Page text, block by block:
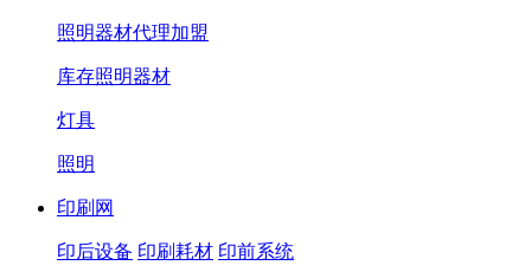
照明器材代理加盟
库存照明器材
灯具
照明
印刷网
印后设备 印刷耗材 印前系统